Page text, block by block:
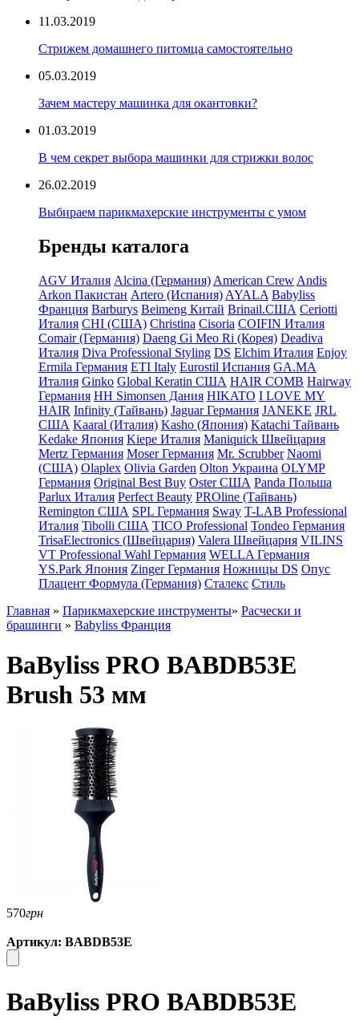
11.03.2019
Стрижем домашнего питомца самостоятельно
05.03.2019
Зачем мастеру машинка для окантовки?
01.03.2019
В чем секрет выбора машинки для стрижки волос
26.02.2019
Выбираем парикмахерские инструменты с умом
Бренды каталога
AGV Италия Alcina (Германия) American Crew Andis
Arkon Пакистан Artero (Испания) AYALA Babyliss
Франция Barburys Beimeng Китай Brinail.США Ceriotti
Италия CHI (США) Christina Cisoria COIFIN Италия
Comair (Германия) Daeng Gi Meo Ri (Корея) Deadiva
Италия Diva Professional Styling DS Elchim Италия Enjoy
Ermila Германия ETI Italy Eurostil Испания GA.MA
Италия Ginko Global Keratin США HAIR COMB Hairway
Германия HH Simonsen Дания HIKATO I LOVE MY
HAIR Infinity (Тайвань) Jaguar Германия JANEKE JRL
США Kaaral (Италия) Kasho (Япония) Katachi Тайвань
Kedake Япония Kiepe Италия Maniquick Швейцария
Mertz Германия Moser Германия Mr. Scrubber Naomi
(США) Olaplex Olivia Garden Olton Украина OLYMP
Германия Original Best Buy Oster США Panda Польша
Parlux Италия Perfect Beauty PROline (Тайвань)
Remington США SPL Германия Sway T-LAB Professional
Италия Tibolli США TICO Professional Tondeo Германия
TrisaElectronics (Швейцария) Valera Швейцария VILINS
VT Professional Wahl Германия WELLA Германия
YS.Park Япония Zinger Германия Ножницы DS Опус
Плацент Формула (Германия) Сталекс Стиль
Главная » Парикмахерские инструменты» Расчески и
брашинги » Babyliss Франция
BaByliss PRO BABDB53E
Brush 53 мм
570грн
Артикул: BABDB53E
BaByliss PRO BABDB53E